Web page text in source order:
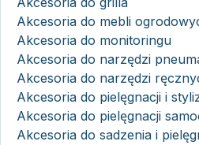
Akcesoria do mebli
Akcesoria do monitoringu
Akcesoria do narzędzi
Akcesoria do narzędzi
Akcesoria do pielęgnacji i
Akcesoria do pielęgnacji
Akcesoria do sadzenia i